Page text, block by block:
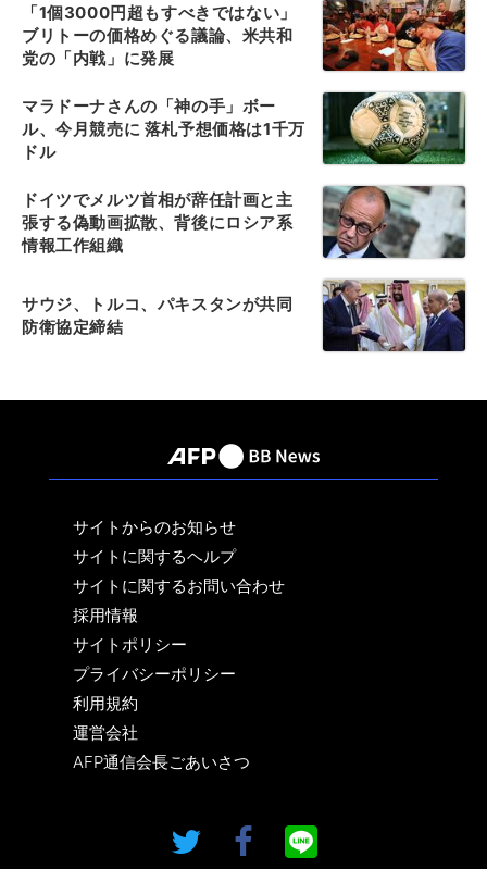
「1個3000円超もすべきではない」
ブリトーの価格めぐる議論、米共和
党の「内戦」に発展
マラドーナさんの「神の手」ボー
ル、今月競売に 落札予想価格は1千万
ドル
ドイツでメルツ首相が辞任計画と主
張する偽動画拡散、背後にロシア系
情報工作組織
サウジ、トルコ、パキスタンが共同
防衛協定締結
サイトからのお知らせ
サイトに関するヘルプ
サイトに関するお問い合わせ
採用情報
サイトポリシー
プライバシーポリシー
利用規約
運営会社
AFP通信会長ごあいさつ